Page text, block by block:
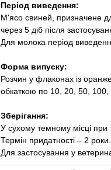
Період виведення:
М'ясо свиней, призначене
через 5 діб після
Для молока період
Форма випуску:
Розчин у флаконах із
обкаткою по 10, 20, 50,
Зберігання:
У сухому темному місці при
Термін придатності – 2 роки.
Для застосування у